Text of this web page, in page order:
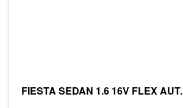
FIESTA SEDAN 1.6 16V FLEX AUT.